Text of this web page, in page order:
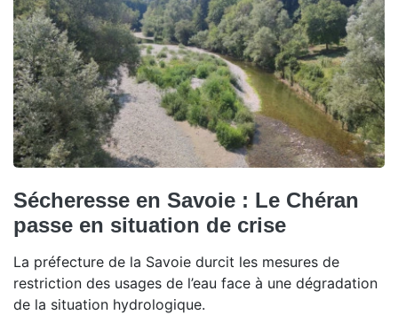
Sécheresse en Savoie : Le Chéran
passe en situation de crise
La préfecture de la Savoie durcit les mesures de
restriction des usages de l’eau face à une dégradation
de la situation hydrologique.